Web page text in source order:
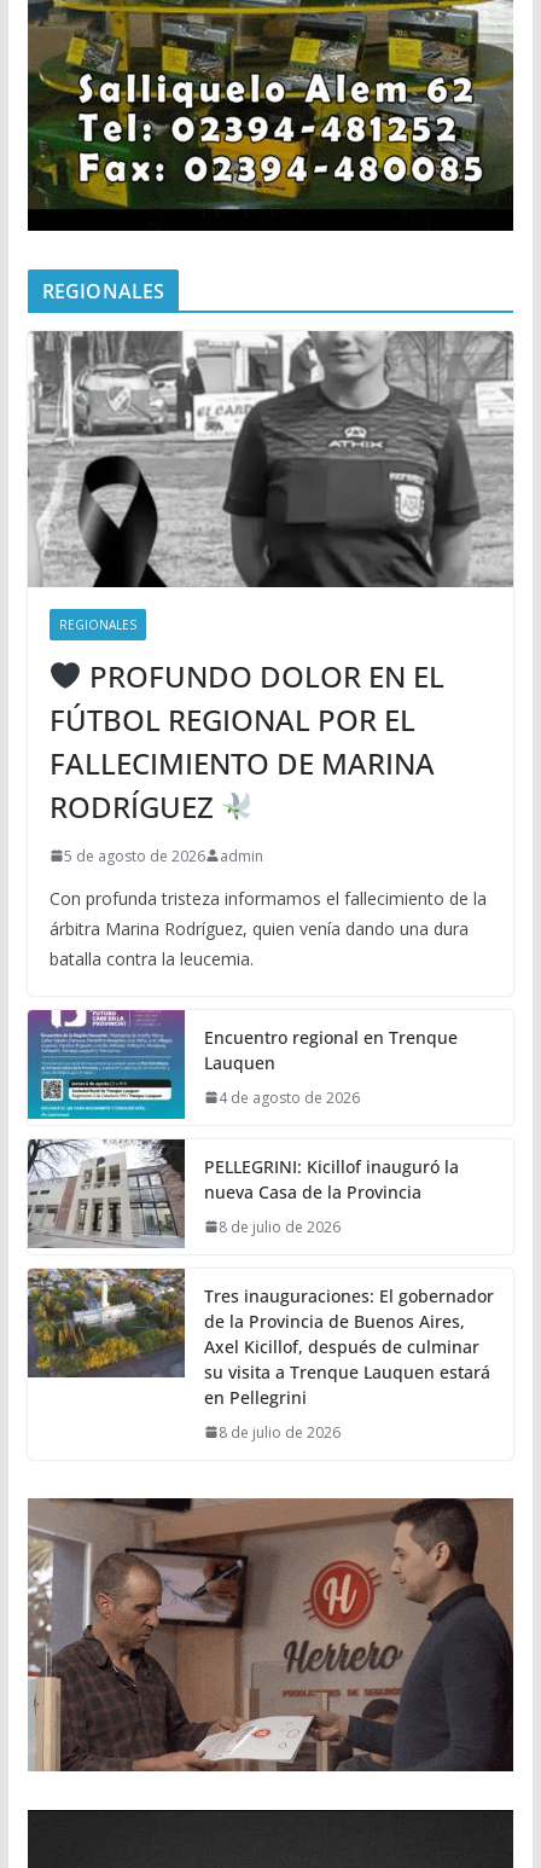
REGIONALES
REGIONALES
PROFUNDO DOLOR EN EL
FÚTBOL REGIONAL POR EL
FALLECIMIENTO DE MARINA
RODRÍGUEZ
5 de agosto de 2026 admin
Con profunda tristeza informamos el fallecimiento de la
árbitra Marina Rodríguez, quien venía dando una dura
batalla contra la leucemia.
Encuentro regional en Trenque
Lauquen
4 de agosto de 2026
PELLEGRINI: Kicillof inauguró la
nueva Casa de la Provincia
8 de julio de 2026
Tres inauguraciones: El gobernador
de la Provincia de Buenos Aires,
Axel Kicillof, después de culminar
su visita a Trenque Lauquen estará
en Pellegrini
8 de julio de 2026